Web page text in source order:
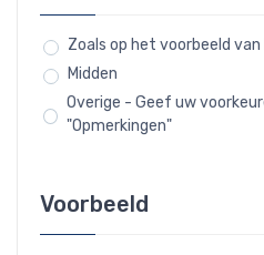
Zoals op het voorbeeld
Midden
Overige - Geef uw
"Opmerkingen"
Voorbeeld